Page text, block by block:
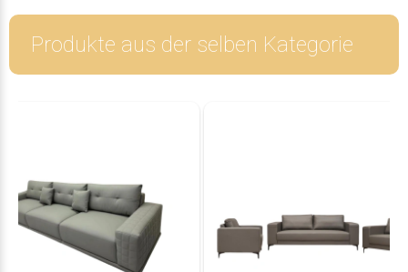
Produkte aus der selben Kategorie